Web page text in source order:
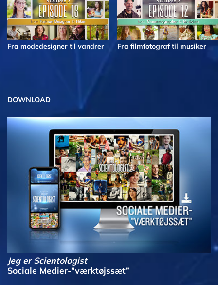
Fra modedesigner til vandrer Fra filmfotograf til musiker
DOWNLOAD
Jeg er Scientologist
Sociale Medier-”værktøjssæt”